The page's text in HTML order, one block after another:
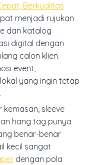
Berkualitas
menjadi rujukan
dan katalog
digital dengan
calon klien.
event,
yang ingin tetap
kemasan, sleeve
hang tag punya
benar-benar
kecil sangat
dengan pola